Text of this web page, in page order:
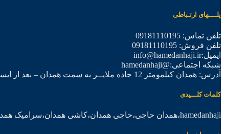
پلــــهای ارتـباطی
تلفن تماس: 09181110195
تلفن فروش: 09181110195
ایمیل:info@hamedanhaji.ir
شبکه اجتماعی:@hamedanhaji
آدرس: همدان کیلمومتر 12 جاده ملایــر به سمت همدان – بعد از ایستگاه برق فرعی اول – شرکت تولیدی همدان حاجی
کلمات کلـــیدی
hamedanhaji،همدان حاجی،حاجی همدان،کاشی همدان،سرامیک همدان،موادکاشی سرامیک